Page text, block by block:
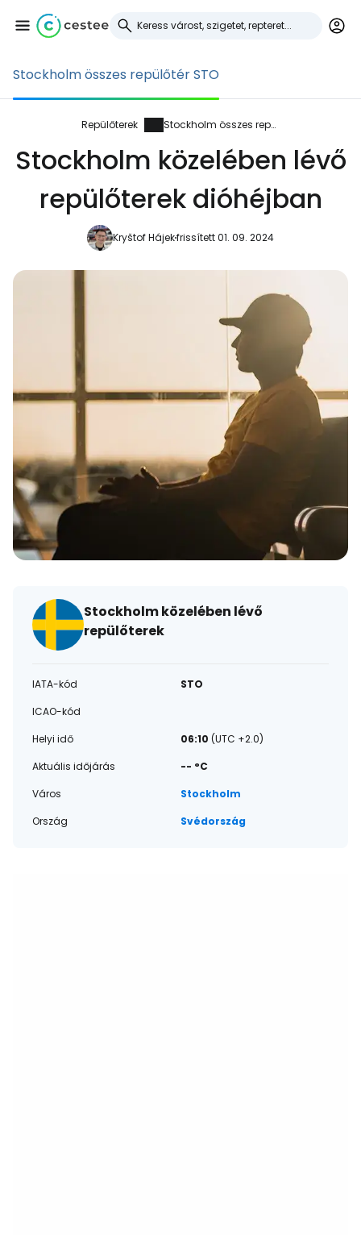
Stockholm összes repülőtér STO
Repülőterek Stockholm összes repülőtér
Stockholm közelében lévő
repülőterek dióhéjban
Kryštof Hájekfrissített 01. 09. 2024
Stockholm közelében lévő
repülőterek
IATA-kód
STO
ICAO-kód
Helyi idő
06:10 (UTC +2.0)
Aktuális időjárás
-- °C
Város
Stockholm
Ország
Svédország
Bejelentkezés a
Cestee-be
... az utazási közösség világszerte
Folytassa e-mailben